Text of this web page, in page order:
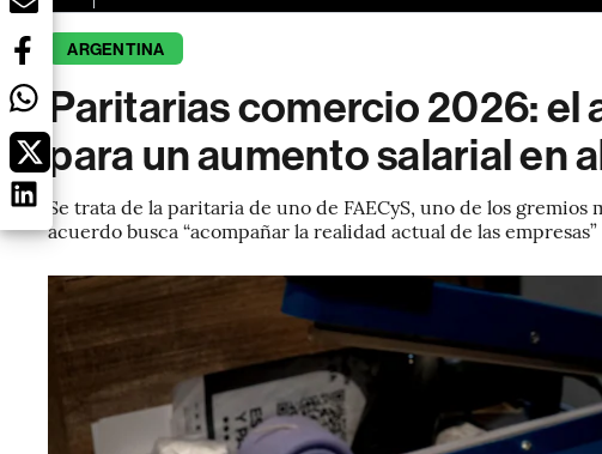
ARGENTINA
Paritarias comercio 2026: el
para un aumento salarial en
Se trata de la paritaria de uno de FAECyS, uno de los
acuerdo busca “acompañar la realidad actual de las empresas”